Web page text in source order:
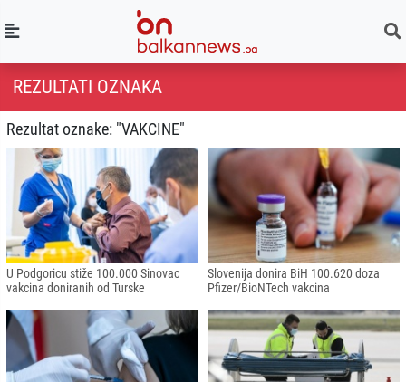
REZULTATI OZNAKA
Rezultat oznake: "VAKCINE"
U Podgoricu stiže 100.000 Sinovac
vakcina doniranih od Turske
Slovenija donira BiH 100.620 doza
Pfizer/BioNTech vakcina